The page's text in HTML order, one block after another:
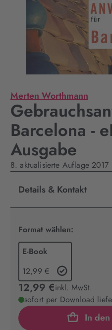
Merten Worthmann
Barcelona -
Ausgabe
8. aktualisierte Auflage 2017
Details & Kontakt
Format wählen:
E-Book
12,99 €
12,99 €inkl. MwSt.
sofort per Download
In